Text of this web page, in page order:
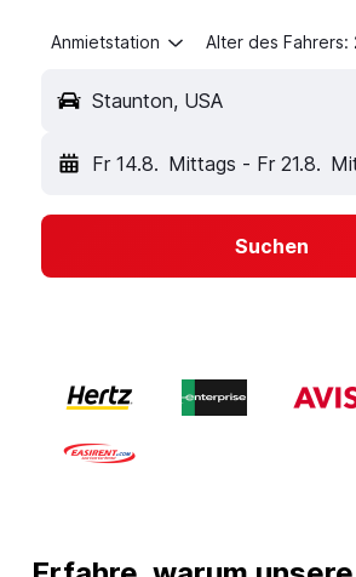
Anmietstation Alter des Fahrers:
Staunton, USA
Fr 14.8. Mittags - Fr 21.8.
Suchen